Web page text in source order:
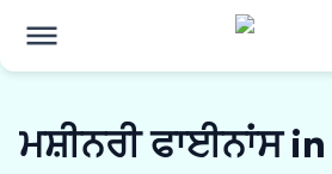
ਮਸ਼ੀਨਰੀ ਫਾਈਨਾਂਸ in